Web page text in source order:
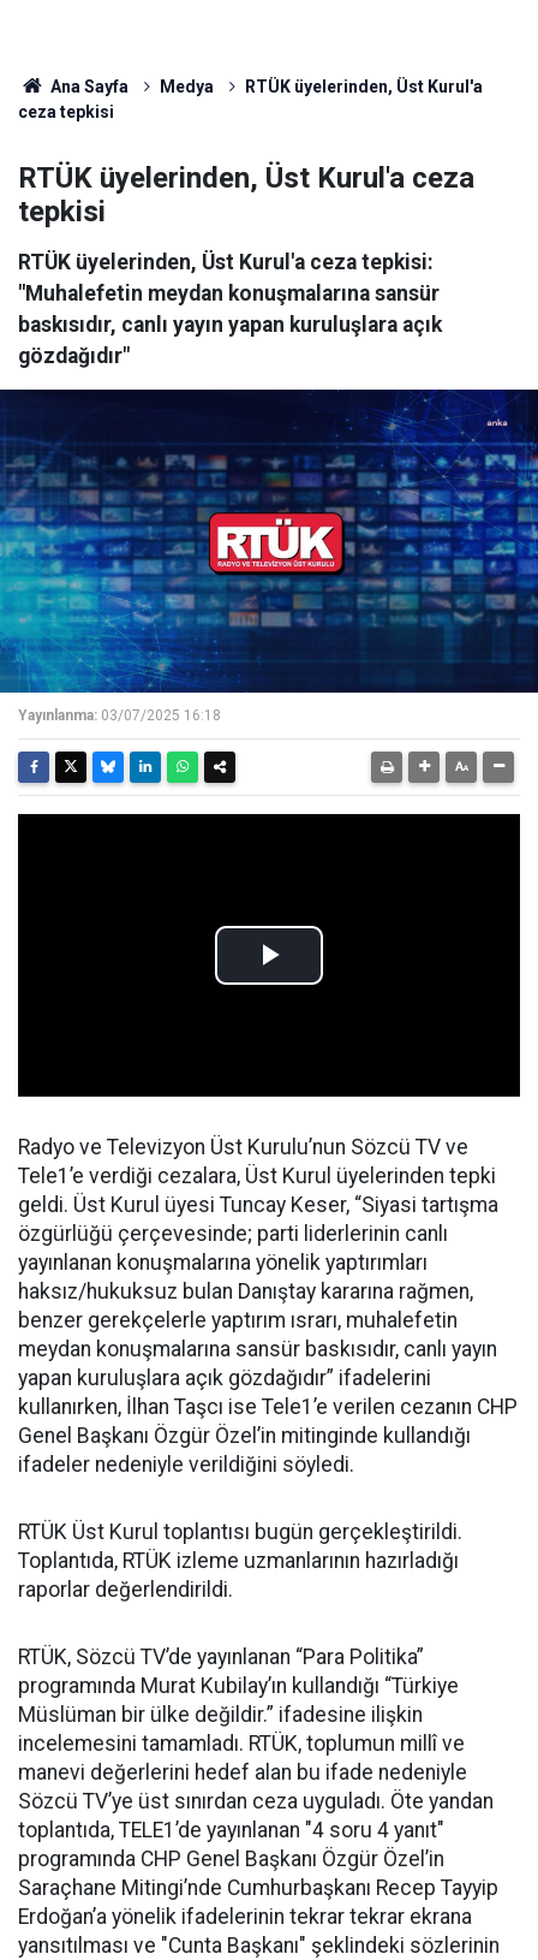
Ana Sayfa Medya
RTÜK üyelerinden, Üst Kurul'a
ceza tepkisi
RTÜK üyelerinden, Üst Kurul'a ceza
tepkisi
RTÜK üyelerinden, Üst Kurul'a ceza tepkisi:
"Muhalefetin meydan konuşmalarına sansür
baskısıdır, canlı yayın yapan kuruluşlara açık
gözdağıdır"
Yayınlanma: 03/07/2025 16:18
Radyo ve Televizyon Üst Kurulu’nun Sözcü TV ve
Tele1’e verdiği cezalara, Üst Kurul üyelerinden tepki
geldi. Üst Kurul üyesi Tuncay Keser, “Siyasi tartışma
özgürlüğü çerçevesinde; parti liderlerinin canlı
yayınlanan konuşmalarına yönelik yaptırımları
haksız/hukuksuz bulan Danıştay kararına rağmen,
benzer gerekçelerle yaptırım ısrarı, muhalefetin
meydan konuşmalarına sansür baskısıdır, canlı yayın
yapan kuruluşlara açık gözdağıdır” ifadelerini
kullanırken, İlhan Taşcı ise Tele1’e verilen cezanın CHP
Genel Başkanı Özgür Özel’in mitinginde kullandığı
ifadeler nedeniyle verildiğini söyledi.
RTÜK Üst Kurul toplantısı bugün gerçekleştirildi.
Toplantıda, RTÜK izleme uzmanlarının hazırladığı
raporlar değerlendirildi.
RTÜK, Sözcü TV’de yayınlanan “Para Politika”
programında Murat Kubilay’ın kullandığı “Türkiye
Müslüman bir ülke değildir.” ifadesine ilişkin
incelemesini tamamladı. RTÜK, toplumun millî ve
manevi değerlerini hedef alan bu ifade nedeniyle
Sözcü TV’ye üst sınırdan ceza uyguladı. Öte yandan
toplantıda, TELE1’de yayınlanan "4 soru 4 yanıt"
programında CHP Genel Başkanı Özgür Özel’in
Saraçhane Mitingi’nde Cumhurbaşkanı Recep Tayyip
Erdoğan’a yönelik ifadelerinin tekrar tekrar ekrana
yansıtılması ve "Cunta Başkanı" şeklindeki sözlerinin